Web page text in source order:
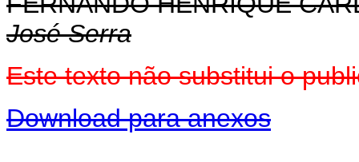
José Serra
Este texto não substitui o
Download para anexos